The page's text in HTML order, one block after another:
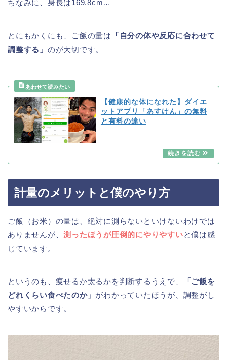
ちなみに、身長は169.8cm…
とにもかくにも、ご飯の量は
「自分の体や反応に合わせて
調整する」 のが大切です。
【健康的な体になれた】ダイエ
ットアプリ「あすけん」の無料
と有料の違い
計量のメリットと僕のやり方
ご飯（お米）の量は、絶対に測らないといけないわけでは
ありませんが、測ったほうが圧倒的にやりやすいと僕は感
じています。
というのも、痩せるか太るかを判断するうえで、
「ご飯を
どれくらい食べたのか」 がわかっていたほうが、調整がし
やすいからです。